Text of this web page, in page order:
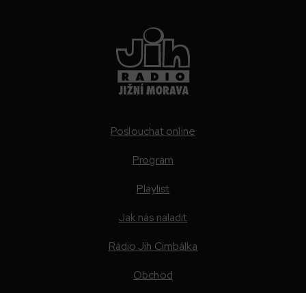
Poslouchat online
Program
Playlist
Jak nás naladit
Rádio Jih Cimbálka
Obchod